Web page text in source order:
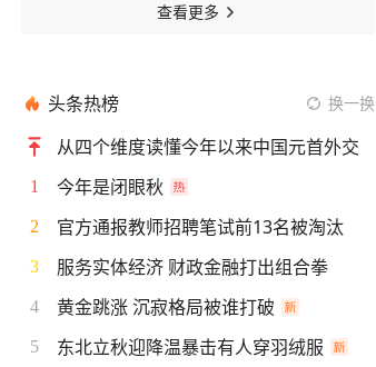
查看更多
头条热榜 换一换
从四个维度读懂今年以来中国元首外交
1 今年是闭眼秋
2 官方通报教师招聘笔试前13名被淘汰
3 服务实体经济 财政金融打出组合拳
4 黄金跳涨 沉寂格局被谁打破
5 东北立秋迎降温暴击有人穿羽绒服